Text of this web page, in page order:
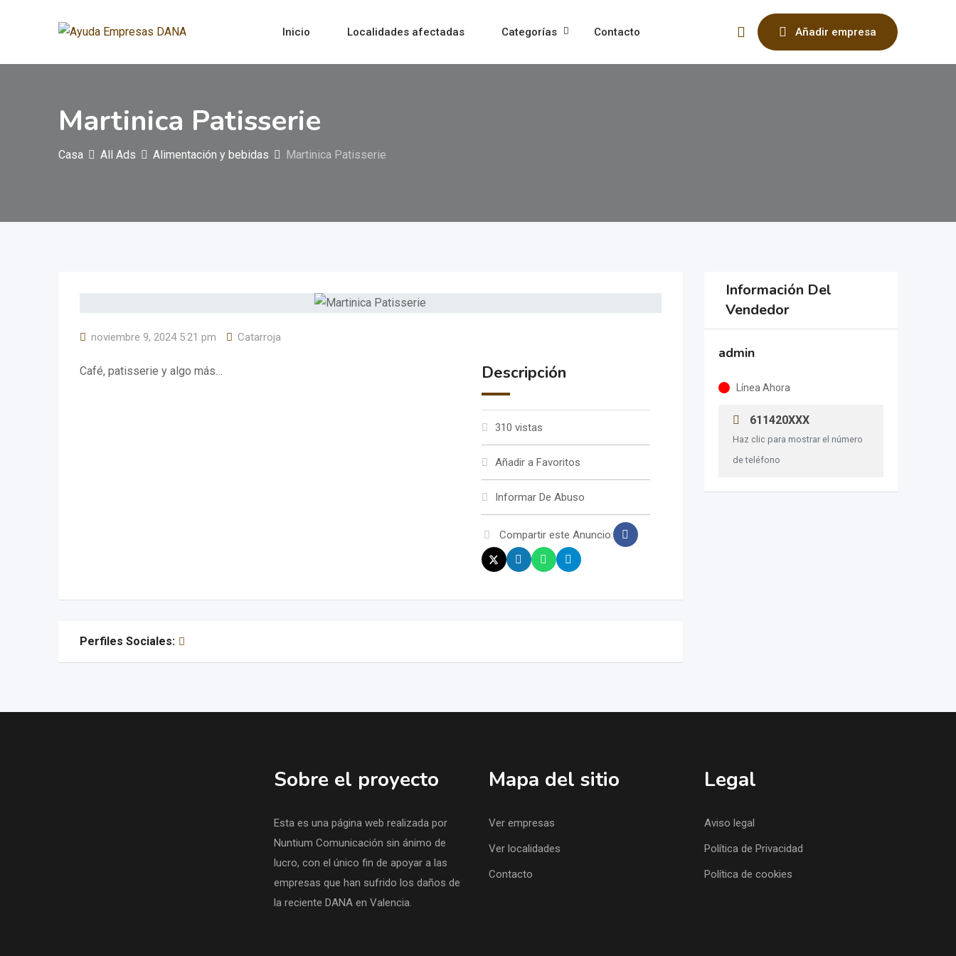
Inicio Localidades afectadas Categorías Contacto Añadir empresa
Martinica Patisserie
Casa All Ads Alimentación y bebidas Martinica Patisserie
noviembre 9, 2024 5:21 pm Catarroja
Café, patisserie y algo más… Descripción
310 vistas
Añadir a Favoritos
Informar De Abuso
Compartir este Anuncio:
Perfiles Sociales:
Información Del
Vendedor
admin
Línea Ahora
611420XXX
Haz clic para mostrar el número
de teléfono
Sobre el proyecto
Esta es una página web realizada por
Nuntium Comunicación sin ánimo de
lucro, con el único fin de apoyar a las
empresas que han sufrido los daños de
la reciente DANA en Valencia.
Mapa del sitio
Ver empresas
Ver localidades
Contacto
Legal
Aviso legal
Política de Privacidad
Política de cookies